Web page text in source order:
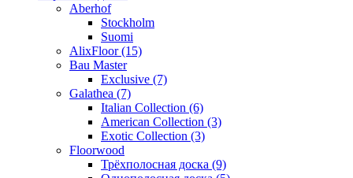
Aberhof
Stockholm
Suomi
AlixFloor (15)
Bau Master
Exclusive (7)
Galathea (7)
Italian Collection (6)
American Collection (3)
Exotic Collection (3)
Floorwood
Трёхполосная доска (9)